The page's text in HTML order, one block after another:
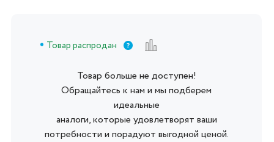
Товар распродан
Товар больше не доступен!
Обращайтесь к нам и мы подберем
идеальные
аналоги, которые удовлетворят ваши
потребности и порадуют выгодной ценой.